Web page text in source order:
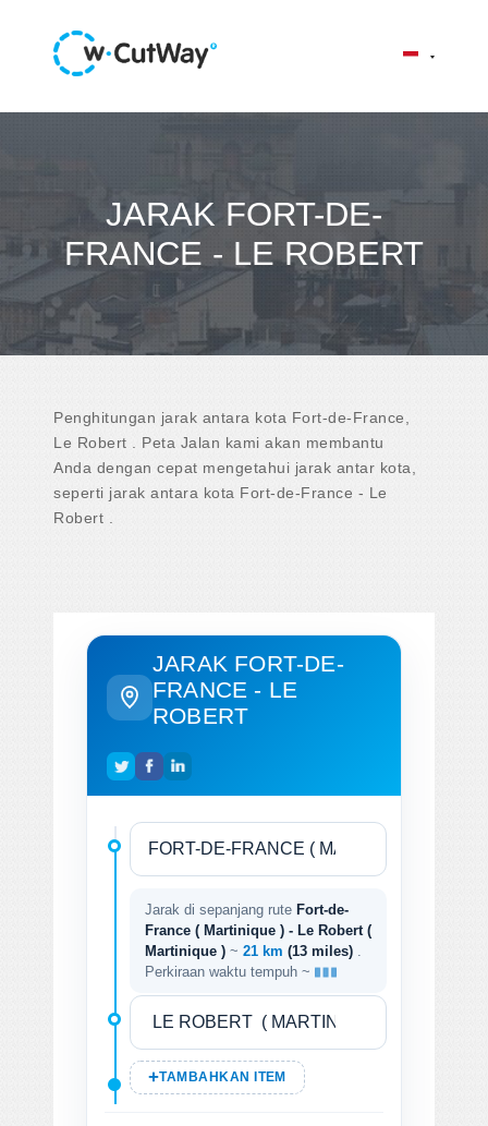
JARAK FORT-DE-
FRANCE - LE ROBERT
Penghitungan jarak antara kota Fort-de-France,
Le Robert . Peta Jalan kami akan membantu
Anda dengan cepat mengetahui jarak antar kota,
seperti jarak antara kota Fort-de-France - Le
Robert .
JARAK FORT-DE-
FRANCE - LE
ROBERT
Jarak di sepanjang rute Fort-de-
France ( Martinique ) - Le Robert (
Martinique ) ~ 21 km (13 miles)
Perkiraan waktu tempuh ~
TAMBAHKAN ITEM